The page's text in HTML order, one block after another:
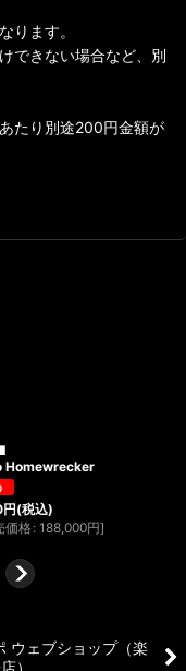
ります。
できない場合など、別
たり別途200円金額が
Homewrecker
円(税込)
価格 : 188,000円]
ウェブショップ（楽